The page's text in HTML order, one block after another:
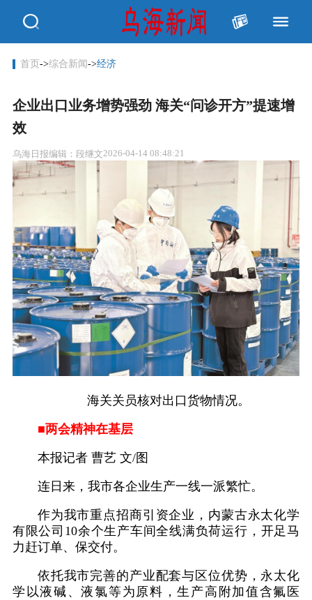
首页->综合新闻->经济
企业出口业务增势强劲 海关“问诊开方”提速增
效
乌海日报编辑：段继文2026-04-14 08:48:21
海关关员核对出口货物情况。
■两会精神在基层
本报记者 曹艺 文/图
连日来，我市各企业生产一线一派繁忙。
作为我市重点招商引资企业，内蒙古永太化学
有限公司10余个生产车间全线满负荷运行，开足马
力赶订单、保交付。
依托我市完善的产业配套与区位优势，永太化
学以液碱、液氯等为原料，生产高附加值含氟医